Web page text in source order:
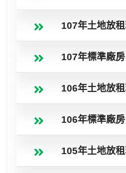
107年土地放
107年標準廠
106年土地放
106年標準廠
105年土地放